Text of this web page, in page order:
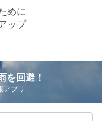
めに
ップ
を回避！
プリ